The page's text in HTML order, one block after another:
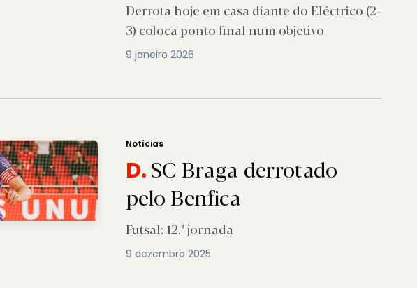
Derrota hoje em casa diante do Eléctrico (2-
3) coloca ponto final num objetivo
9 janeiro 2026
Notícias
D.SC Braga derrotado
pelo Benfica
Futsal: 12.ª jornada
9 dezembro 2025